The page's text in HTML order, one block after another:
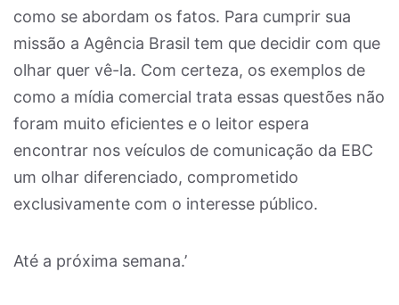
como se abordam os fatos. Para cumprir sua
missão a Agência Brasil tem que decidir com que
olhar quer vê-la. Com certeza, os exemplos de
como a mídia comercial trata essas questões não
foram muito eficientes e o leitor espera
encontrar nos veículos de comunicação da EBC
um olhar diferenciado, comprometido
exclusivamente com o interesse público.
Até a próxima semana.’